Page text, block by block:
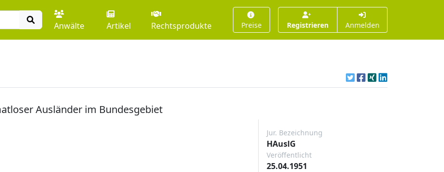
Anwälte Artikel Rechtsprodukte Preise Registrieren Anmelden
Ausländer im Bundesgebiet
Jur. Bezeichnung
HAuslG
Veröffentlicht
25.04.1951